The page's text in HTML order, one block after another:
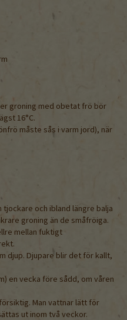
groning med obetat frö bör
16°C.
måste sås i varm jord), när
och ibland längre balja
groning än de småfröiga.
mellan fuktigt
djup. Djupare blir det för kallt,
en vecka före sådd, om våren
Man vattnar lätt för
ut inom två veckor.